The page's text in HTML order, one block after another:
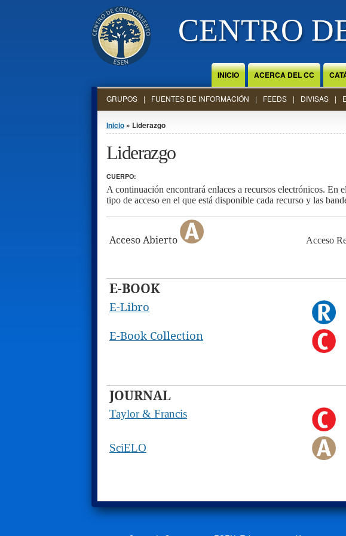
CENTRO
INICIO ACERCA DEL CC
GRUPOS FUENTES DE INFORMACIÓN FEEDS DIVISAS
Se encuentra usted aquí
Inicio » Liderazgo
Liderazgo
CUERPO:
A continuación encontrará enlaces a recursos electrónicos. En
tipo de acceso en el que está disponible cada recurso y las
Acceso Abierto Acceso
E-BOOK
E-Libro
E-Book Collection
JOURNAL
Taylor & Francis
SciELO